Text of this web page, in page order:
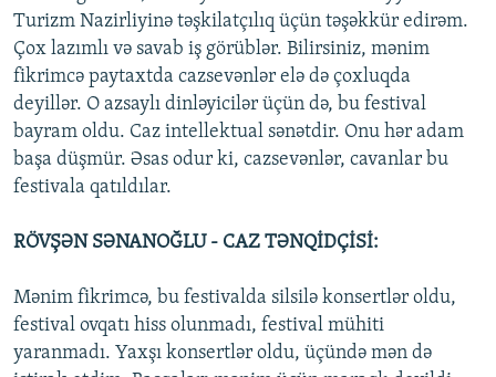
Turizm Nazirliyinə təşkilatçılıq üçün təşəkkür edirəm.
Çox lazımlı və savab iş görüblər. Bilirsiniz, mənim
fikrimcə paytaxtda cazsevənlər elə də çoxluqda
deyillər. O azsaylı dinləyicilər üçün də, bu festival
bayram oldu. Caz intellektual sənətdir. Onu hər adam
başa düşmür. Əsas odur ki, cazsevənlər, cavanlar bu
festivala qatıldılar.
RÖVŞƏN SƏNANOĞLU - CAZ TƏNQİDÇİSİ:
Mənim fikrimcə, bu festivalda silsilə konsertlər oldu,
festival ovqatı hiss olunmadı, festival mühiti
yaranmadı. Yaxşı konsertlər oldu, üçündə mən də